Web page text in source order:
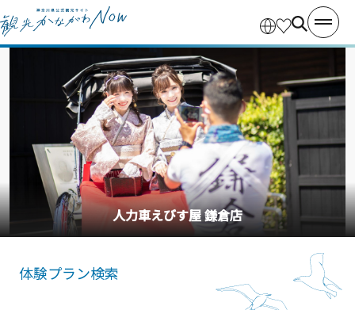
人力車えびす屋 鎌倉店
体験プラン検索